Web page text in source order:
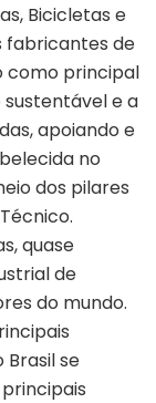
Bicicletas e
fabricantes de
como principal
e a
apoiando e
no
dos pilares
quase
de
do mundo.
se